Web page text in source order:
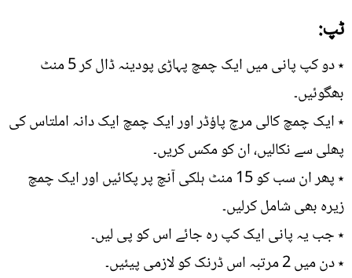
ٹپ:
٭ دو کپ پانی میں ایک چمچ پہاڑی پودینہ ڈال کر 5 منٹ
بھگوئیں۔
٭ ایک چمچ کالی مرچ پاؤڈر اور ایک چمچ ایک دانہ املتاس کی
پھلی سے نکالیں، ان کو مکس کریں۔
٭ پھر ان سب کو 15 منٹ ہلکی آنچ پر پکائیں اور ایک چمچ
زیرہ بھی شامل کرلیں۔
٭ جب یہ پانی ایک کپ رہ جائے اس کو پی لیں۔
٭ دن میں 2 مرتبہ اس ڈرنک کو لازمی پیئیں۔